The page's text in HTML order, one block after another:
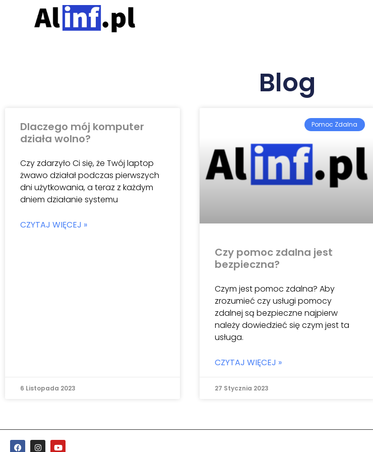
Blog
Dlaczego mój komputer
działa wolno?
Czy zdarzyło Ci się, że Twój laptop
żwawo działał podczas pierwszych
dni użytkowania, a teraz z każdym
dniem działanie systemu
CZYTAJ WIĘCEJ »
6 Listopada 2023
Pomoc Zdalna
Czy pomoc zdalna jest
bezpieczna?
Czym jest pomoc zdalna? Aby
zrozumieć czy usługi pomocy
zdalnej są bezpieczne najpierw
należy dowiedzieć się czym jest ta
usługa.
CZYTAJ WIĘCEJ »
27 Stycznia 2023